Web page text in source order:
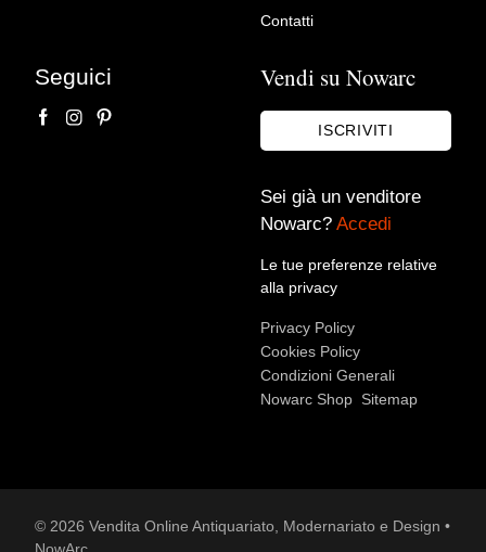
Accetto le condizioni sullaprivacy policy*.
Contatti
Seguici Vendi su Nowarc
ISCRIVITI
Sei già un venditore
Nowarc? Accedi
Le tue preferenze relative
alla privacy
Privacy Policy
Cookies Policy
Condizioni Generali
Nowarc Shop Sitemap
© 2026 Vendita Online Antiquariato, Modernariato e Design •
NowArc